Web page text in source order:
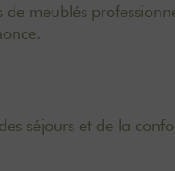
meublés
séjours et de la